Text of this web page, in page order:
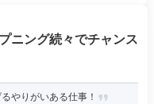
ニング続々でチャンス
やりがいある仕事！